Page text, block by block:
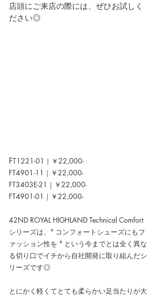
店頭にご来店の際には、ぜひお試しく
ださい◎
FT1221-01｜￥22,000-
FT4901-11｜￥22,000-
FT3403E-21｜￥22,000-
FT4901-01｜￥22,000-
42ND ROYAL HIGHLAND Technical Comfort
シリーズは、" コンフォートシューズにもフ
ァッション性を " という今までとは全く異な
る切り口でイチから自社開発に取り組んだシ
リーズです◎
とにかく軽くてとても柔らかい足当たりが大